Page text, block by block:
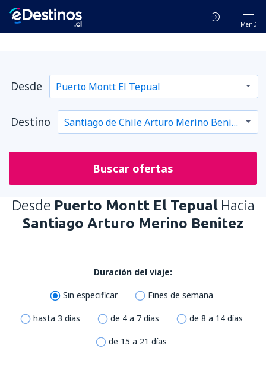
Menú
Desde
Destino
Buscar ofertas
Desde Puerto Montt El TepualHacia
Santiago Arturo Merino Benitez
Duración del viaje:
Sin especificar Fines de semana
hasta 3 días de 4 a 7 días de 8 a 14 días
de 15 a 21 días